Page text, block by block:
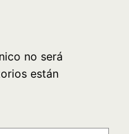
no será
están